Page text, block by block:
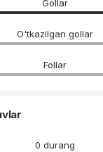
Gollar
O'tkazilgan gollar
Follar
0 durang